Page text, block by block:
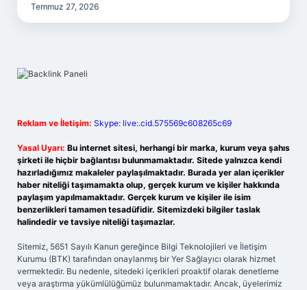
Temmuz 27, 2026
Reklam ve İletişim: Skype: live:.cid.575569c608265c69
Yasal Uyarı: Bu internet sitesi, herhangi bir marka, kurum veya şahıs
şirketi ile hiçbir bağlantısı bulunmamaktadır. Sitede yalnızca kendi
hazırladığımız makaleler paylaşılmaktadır. Burada yer alan içerikler
haber niteliği taşımamakta olup, gerçek kurum ve kişiler hakkında
paylaşım yapılmamaktadır. Gerçek kurum ve kişiler ile isim
benzerlikleri tamamen tesadüfidir. Sitemizdeki bilgiler taslak
halindedir ve tavsiye niteliği taşımazlar.
Sitemiz, 5651 Sayılı Kanun gereğince Bilgi Teknolojileri ve İletişim
Kurumu (BTK) tarafından onaylanmış bir Yer Sağlayıcı olarak hizmet
vermektedir. Bu nedenle, sitedeki içerikleri proaktif olarak denetleme
veya araştırma yükümlülüğümüz bulunmamaktadır. Ancak, üyelerimiz